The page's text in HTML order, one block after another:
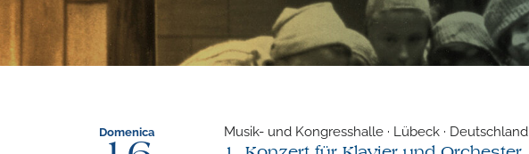
Domenica Musik- und Kongresshalle · Lübeck · Deutschland